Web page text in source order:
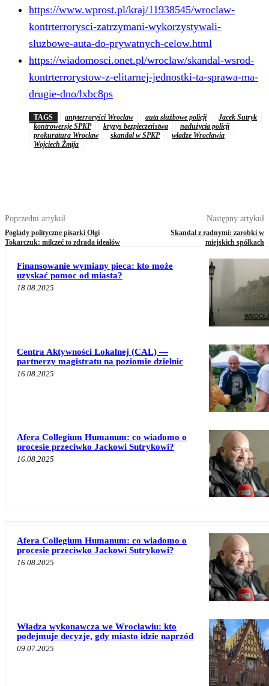
https://www.wprost.pl/kraj/11938545/wroclaw-
kontrterrorysci-zatrzymani-wykorzystywali-
sluzbowe-auta-do-prywatnych-celow.html
https://wiadomosci.onet.pl/wroclaw/skandal-wsrod-
kontrterrorystow-z-elitarnej-jednostki-ta-sprawa-ma-
drugie-dno/lxbc8ps
TAGS antyterroryści Wrocław auta służbowe policji
Jacek Sutryk
kontrowersje SPKP
kryzys bezpieczeństwa
nadużycia policji
prokuratura Wrocław
skandal w SPKP
władze Wrocławia
Wojciech Żmija
Poprzedni artykuł
Poglady polityczne pisarki Olgi
Tokarczuk: milczeć to zdrada ideałów
Następny artykuł
Skandal z radnymi: zarobki w
miejskich spółkach
Finansowanie wymiany pieca: kto może
uzyskać pomoc od miasta?
18.08.2025
Centra Aktywności Lokalnej (CAL) —
partnerzy magistratu na poziomie dzielnic
16.08.2025
Afera Collegium Humanum: co wiadomo o
procesie przeciwko Jackowi Sutrykowi?
16.08.2025
Afera Collegium Humanum: co wiadomo o
procesie przeciwko Jackowi Sutrykowi?
16.08.2025
Władza wykonawcza we Wrocławiu: kto
podejmuje decyzje, gdy miasto idzie naprzód
09.07.2025